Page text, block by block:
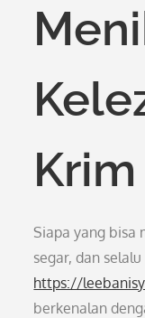
Siapa yang bisa
segar, dan
https://
berkenalan